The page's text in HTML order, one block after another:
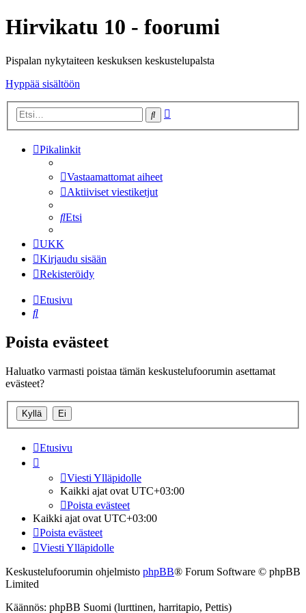
Hirvikatu 10 - foorumi
Pispalan nykytaiteen keskuksen keskustelupalsta
Hyppää sisältöön
Etsi
Pikalinkit
Vastaamattomat aiheet
Aktiiviset viestiketjut
Etsi
UKK
Kirjaudu sisään
Rekisteröidy
Etusivu
Etsi
Poista evästeet
Haluatko varmasti poistaa tämän keskustelufoorumin asettamat
evästeet?
Etusivu
Viesti Ylläpidolle
Kaikki ajat ovat UTC+03:00
Poista evästeet
Kaikki ajat ovat UTC+03:00
Poista evästeet
Viesti Ylläpidolle
Keskustelufoorumin ohjelmisto phpBB® Forum Software © phpBB
Limited
Käännös: phpBB Suomi (lurttinen, harritapio, Pettis)